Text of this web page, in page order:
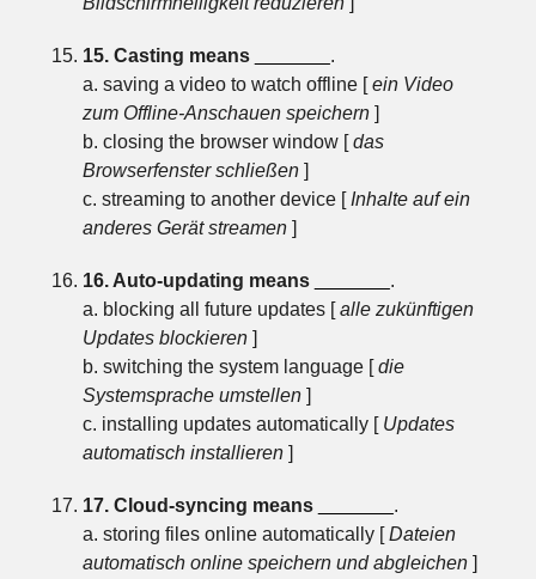
15. Casting means
.
a. saving a video to watch offline [ein Video
zum Offline-Anschauen speichern]
b. closing the browser window [das
Browserfenster schließen]
c. streaming to another device [ Inhalte auf ein
anderes Gerät streamen]
16. Auto-updating means
.
a. blocking all future updates [alle zukünftigen
Updates blockieren]
b. switching the system language [die
Systemsprache umstellen]
c. installing updates automatically [ Updates
automatisch installieren]
17. Cloud-syncing means
.
a. storing files online automatically [Dateien
automatisch online speichern und abgleichen]